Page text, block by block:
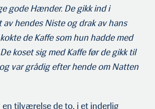
gode Hænder. De gikk ind i
av hendes Niste og drak av hans
de Kaffe som hun hadde med
koset sig med Kaffe før de gikk til
var grådig efter hende om Natten
en tilværelse de to, i et inderlig